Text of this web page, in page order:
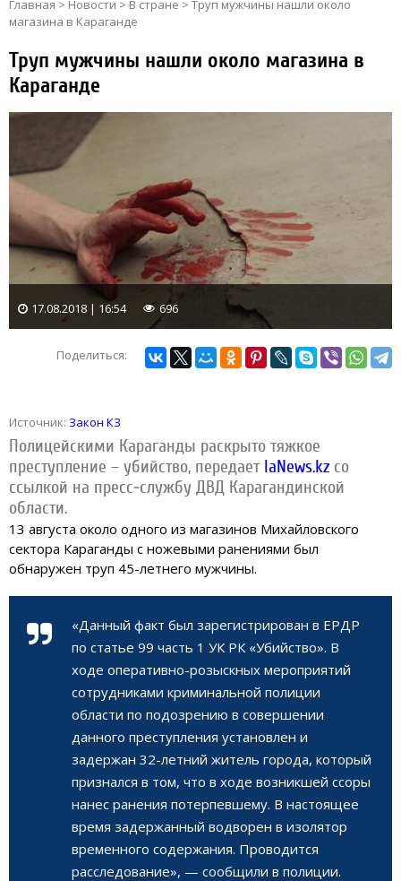
Главная > Новости > В стране > Труп мужчины нашли около
магазина в Караганде
Труп мужчины нашли около магазина в
Караганде
17.08.2018 | 16:54 696
Поделиться:
Источник: Закон КЗ
Полицейскими Караганды раскрыто тяжкое
преступление – убийство, передает IaNews.kz со
ссылкой на пресс-службу ДВД Карагандинской
области.
13 августа около одного из магазинов Михайловского
сектора Караганды с ножевыми ранениями был
обнаружен труп 45-летнего мужчины.
«Данный факт был зарегистрирован в ЕРДР
по статье 99 часть 1 УК РК «Убийство». В
ходе оперативно-розыскных мероприятий
сотрудниками криминальной полиции
области по подозрению в совершении
данного преступления установлен и
задержан 32-летний житель города, который
признался в том, что в ходе возникшей ссоры
нанес ранения потерпевшему. В настоящее
время задержанный водворен в изолятор
временного содержания. Проводится
расследование», — сообщили в полиции.